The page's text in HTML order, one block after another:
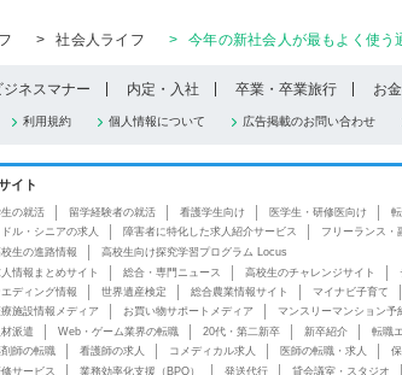
> 社会人ライフ > 今年の新社会人が最もよく使
ジネスマナー 内定・入社 卒業・卒業旅行 お
利用規約 個人情報について 広告掲載のお問い合わせ
イト
の就活 留学経験者の就活 看護学生向け 医学生・研修医向け
ドル・シニアの求人
障害者に特化した求人紹介サービス フリーランス・
生の進路情報
高校生向け探究学習プログラム Locus
情報まとめサイト 総合・専門ニュース 高校生のチャレンジサイト
エディング情報
世界遺産検定 総合農業情報サイト マイナビ子育て
療施設情報メディア
お買い物サポートメディア マンスリーマンション予
材派遣 Web・ゲーム業界の転職 20代・第二新卒 新卒紹介 転職
師の転職
看護師の求人 コメディカル求人 医師の転職・求人
サービス 業務効率化支援（BPO） 発送代行 貸会議室・スタジオ